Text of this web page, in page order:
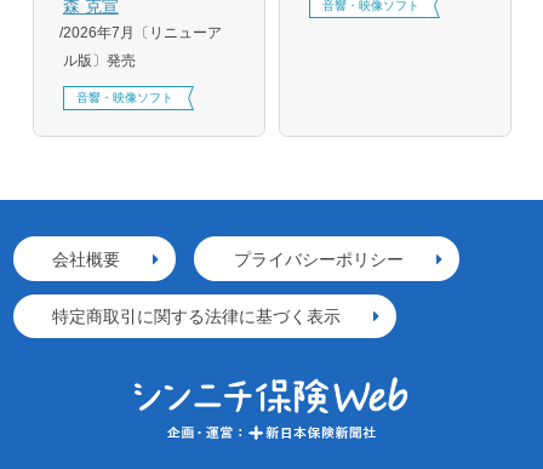
森 克宣
2026年7月〔リニューア
ル版〕発売
音響・映像ソフト
音響・映像ソフト
会社概要 プライバシーポリシー
特定商取引に関する法律に基づく表示